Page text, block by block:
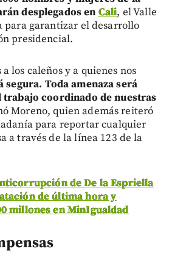
desplegados en Cali, el Valle
para garantizar el desarrollo
presidencial.
los caleños y a quienes nos
segura. Toda amenaza será
coordinado de nuestras
Moreno, quien además reiteró
para reportar cualquier
a través de la línea 123 de la
de De la Espriella
de última hora y
millones en MinIgualdad